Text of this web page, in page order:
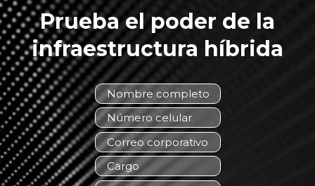
Prueba el poder de la
infraestructura híbrida